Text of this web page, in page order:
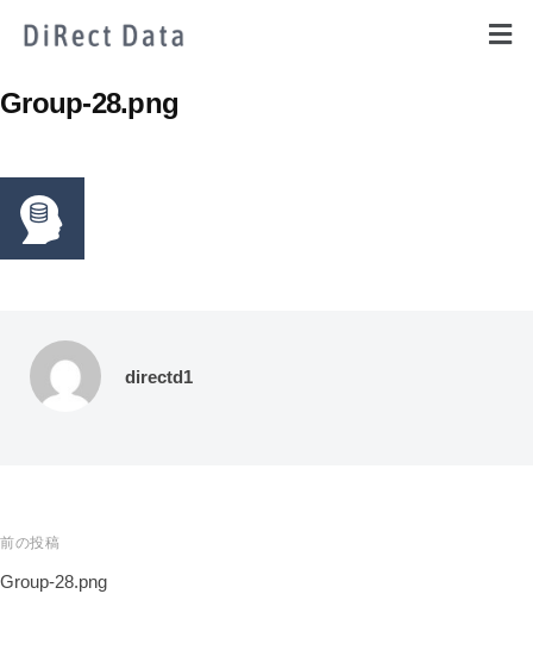
Group-28.png
directd1
前の投稿
Group-28.png